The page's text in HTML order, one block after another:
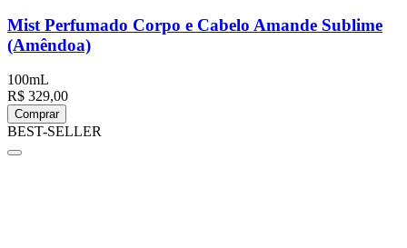
Mist Perfumado Corpo e Cabelo Amande Sublime
(Amêndoa)
100mL
R$ 329,00
Comprar
BEST-SELLER